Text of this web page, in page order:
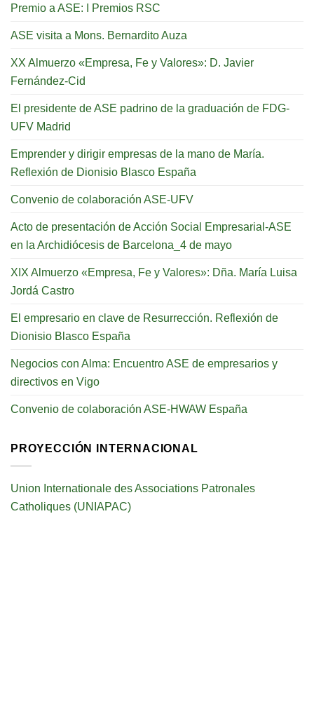
Premio a ASE: I Premios RSC
ASE visita a Mons. Bernardito Auza
XX Almuerzo «Empresa, Fe y Valores»: D. Javier
Fernández-Cid
El presidente de ASE padrino de la graduación de FDG-
UFV Madrid
Emprender y dirigir empresas de la mano de María.
Reflexión de Dionisio Blasco España
Convenio de colaboración ASE-UFV
Acto de presentación de Acción Social Empresarial-ASE
en la Archidiócesis de Barcelona_4 de mayo
XIX Almuerzo «Empresa, Fe y Valores»: Dña. María Luisa
Jordá Castro
El empresario en clave de Resurrección. Reflexión de
Dionisio Blasco España
Negocios con Alma: Encuentro ASE de empresarios y
directivos en Vigo
Convenio de colaboración ASE-HWAW España
PROYECCIÓN INTERNACIONAL
Union Internationale des Associations Patronales
Catholiques (UNIAPAC)